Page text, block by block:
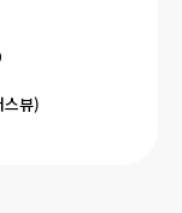
뷰)